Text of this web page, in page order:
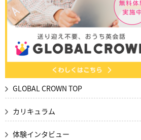
GLOBAL CROWN TOP
カリキュラム
体験インタビュー